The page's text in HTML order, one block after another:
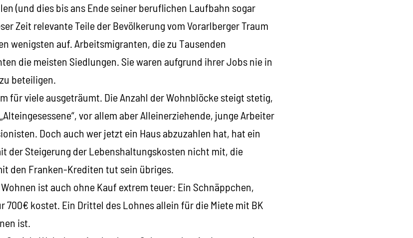
(und dies bis ans Ende seiner beruflichen Laufbahn sogar
Zeit relevante Teile der Bevölkerung vom Vorarlberger Traum
wenigsten auf. Arbeitsmigranten, die zu Tausenden
die meisten Siedlungen. Sie waren aufgrund ihrer Jobs nie in
beteiligen.
für viele ausgeträumt. Die Anzahl der Wohnblöcke steigt stetig,
vor allem aber Alleinerziehende, junge Arbeiter
Doch auch wer jetzt ein Haus abzuzahlen hat, hat ein
der Steigerung der Lebenshaltungskosten nicht mit, die
den Franken-Krediten tut sein übriges.
ist auch ohne Kauf extrem teuer: Ein Schnäppchen,
700€ kostet. Ein Drittel des Lohnes allein für die Miete mit BK
ist.